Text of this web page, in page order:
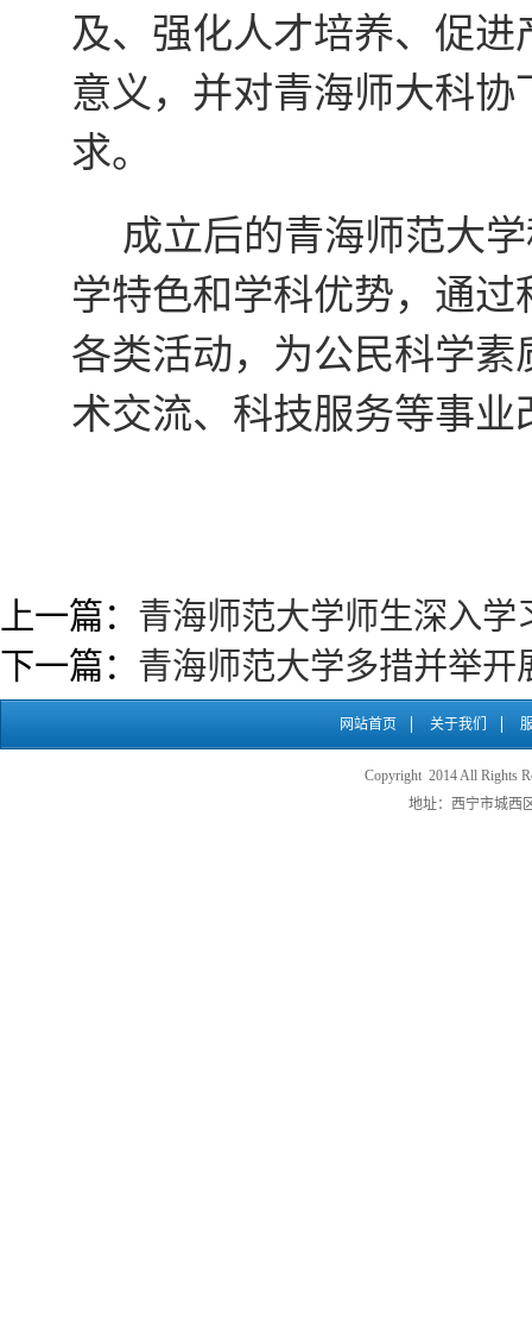
及、强化人才培养、促
意义，并对青海师大科
求。
成立后的青海师范大
学特色和学科优势，通
各类活动，为公民科学
术交流、科技服务等事业
上一篇： 青海师范大学师生深入
下一篇： 青海师范大学多措并举开
网站首页 关于我们
Copyright 2014 All Rights
地址：西宁市城西